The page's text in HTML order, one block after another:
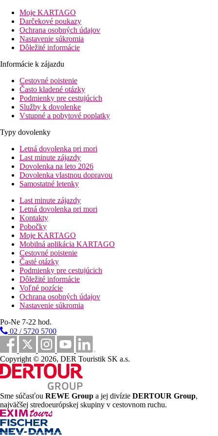
12 km
Vzdialenosť od najbližšieho letiska
500 m
Vzdialenosť k pláži
Pláž
Druh pláže
Ležadlá a slnečníky pri bazéne zadarmo
Plážová dovolenka
Fotogaléria
Moje KARTAGO
Darčekové poukazy
Ochrana osobných údajov
Nastavenie súkromia
Dôležité informácie
Informácie k zájazdu
Cestovné poistenie
Často kladené otázky
Podmienky pre cestujúcich
Služby k dovolenke
Vstupné a pobytové poplatky
Typy dovolenky
Letná dovolenka pri mori
Last minute zájazdy
Dovolenka na leto 2026
Dovolenka vlastnou dopravou
Samostatné letenky
Last minute zájazdy
Letná dovolenka pri mori
Kontakty
Pobočky
Moje KARTAGO
Mobilná aplikácia KARTAGO
Cestovné poistenie
Časté otázky
Podmienky pre cestujúcich
Dôležité informácie
Voľné pozície
Ochrana osobných údajov
Nastavenie súkromia
Po-Ne 7-22 hod.
02 / 5720 5700
Copyright © 2026, DER Touristik SK a.s.
Sme súčasťou REWE Group a jej divízie DERTOUR Group,
najväčšej stredoeurópskej skupiny v cestovnom ruchu.